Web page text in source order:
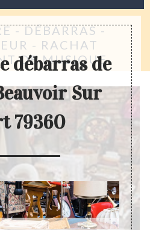
- DÉBARRAS -
- RACHAT
DE MUSIQUE
débarras de
Sur
79360